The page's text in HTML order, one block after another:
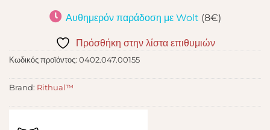
Αυθημερόν παράδοση με Wolt (8€)
Πρόσθήκη στην λίστα επιθυμιών
Κωδικός προϊόντος: 0402.047.00155
Brand: Rithual™